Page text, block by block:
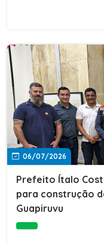
06/07/2026
Prefeito Ítalo
para construção
Guapiruvu